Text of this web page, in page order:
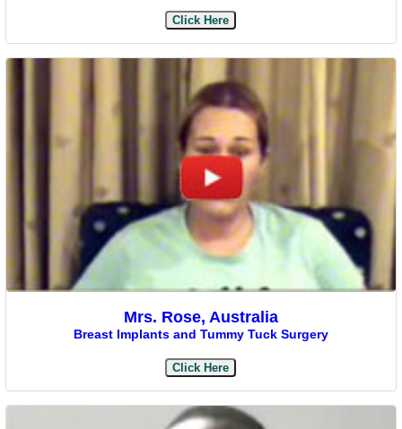
Click Here
Mrs. Rose, Australia
Breast Implants and Tummy Tuck Surgery
Click Here